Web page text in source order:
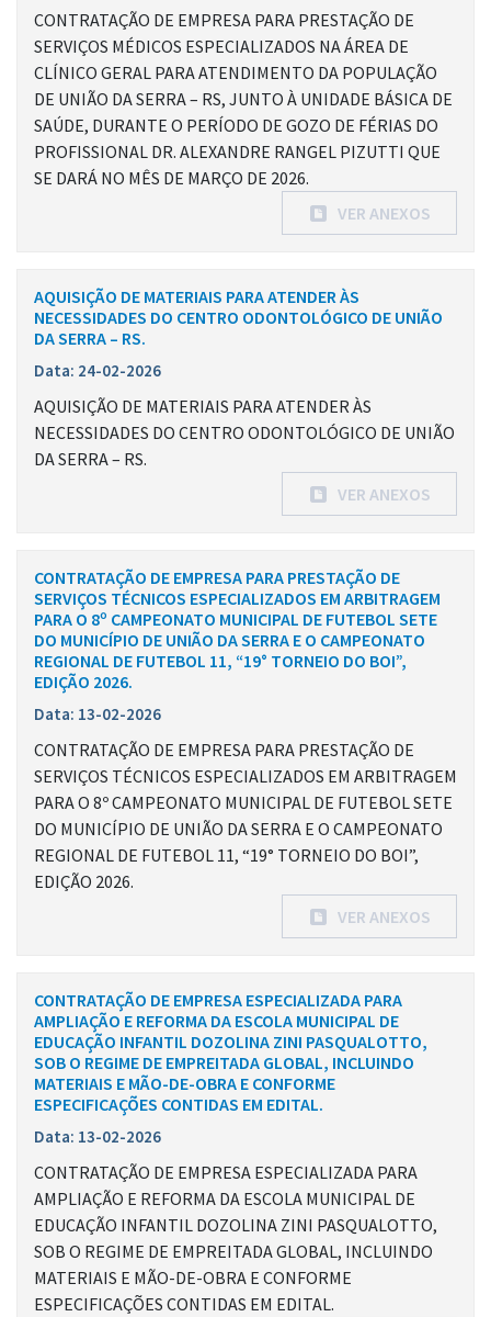
CONTRATAÇÃO DE EMPRESA PARA PRESTAÇÃO DE
SERVIÇOS MÉDICOS ESPECIALIZADOS NA ÁREA DE
CLÍNICO GERAL PARA ATENDIMENTO DA POPULAÇÃO
DE UNIÃO DA SERRA – RS, JUNTO À UNIDADE BÁSICA DE
SAÚDE, DURANTE O PERÍODO DE GOZO DE FÉRIAS DO
PROFISSIONAL DR. ALEXANDRE RANGEL PIZUTTI QUE
SE DARÁ NO MÊS DE MARÇO DE 2026.
VER ANEXOS
AQUISIÇÃO DE MATERIAIS PARA ATENDER ÀS
NECESSIDADES DO CENTRO ODONTOLÓGICO DE UNIÃO
DA SERRA – RS.
Data: 24-02-2026
AQUISIÇÃO DE MATERIAIS PARA ATENDER ÀS
NECESSIDADES DO CENTRO ODONTOLÓGICO DE UNIÃO
DA SERRA – RS.
VER ANEXOS
CONTRATAÇÃO DE EMPRESA PARA PRESTAÇÃO DE
SERVIÇOS TÉCNICOS ESPECIALIZADOS EM ARBITRAGEM
PARA O 8º CAMPEONATO MUNICIPAL DE FUTEBOL SETE
DO MUNICÍPIO DE UNIÃO DA SERRA E O CAMPEONATO
REGIONAL DE FUTEBOL 11, “19° TORNEIO DO BOI”,
EDIÇÃO 2026.
Data: 13-02-2026
CONTRATAÇÃO DE EMPRESA PARA PRESTAÇÃO DE
SERVIÇOS TÉCNICOS ESPECIALIZADOS EM ARBITRAGEM
PARA O 8º CAMPEONATO MUNICIPAL DE FUTEBOL SETE
DO MUNICÍPIO DE UNIÃO DA SERRA E O CAMPEONATO
REGIONAL DE FUTEBOL 11, “19° TORNEIO DO BOI”,
EDIÇÃO 2026.
VER ANEXOS
CONTRATAÇÃO DE EMPRESA ESPECIALIZADA PARA
AMPLIAÇÃO E REFORMA DA ESCOLA MUNICIPAL DE
EDUCAÇÃO INFANTIL DOZOLINA ZINI PASQUALOTTO,
SOB O REGIME DE EMPREITADA GLOBAL, INCLUINDO
MATERIAIS E MÃO-DE-OBRA E CONFORME
ESPECIFICAÇÕES CONTIDAS EM EDITAL.
Data: 13-02-2026
CONTRATAÇÃO DE EMPRESA ESPECIALIZADA PARA
AMPLIAÇÃO E REFORMA DA ESCOLA MUNICIPAL DE
EDUCAÇÃO INFANTIL DOZOLINA ZINI PASQUALOTTO,
SOB O REGIME DE EMPREITADA GLOBAL, INCLUINDO
MATERIAIS E MÃO-DE-OBRA E CONFORME
ESPECIFICAÇÕES CONTIDAS EM EDITAL.